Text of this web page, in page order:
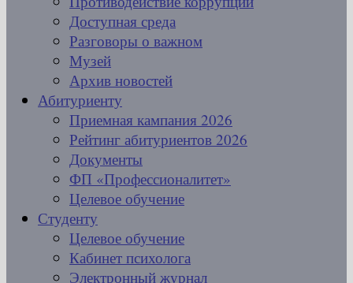
Доступная среда
Разговоры о важном
Музей
Архив новостей
Абитуриенту
Приемная кампания 2026
Рейтинг абитуриентов 2026
Документы
ФП «Профессионалитет»
Целевое обучение
Студенту
Целевое обучение
Кабинет психолога
Электронный журнал